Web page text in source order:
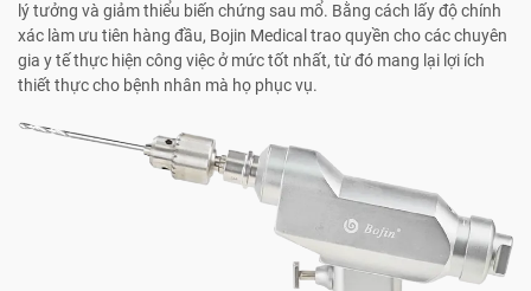
lý tưởng và giảm thiểu biến chứng sau mổ. Bằng cách lấy độ chính
xác làm ưu tiên hàng đầu, Bojin Medical trao quyền cho các chuyên
gia y tế thực hiện công việc ở mức tốt nhất, từ đó mang lại lợi ích
thiết thực cho bệnh nhân mà họ phục vụ.